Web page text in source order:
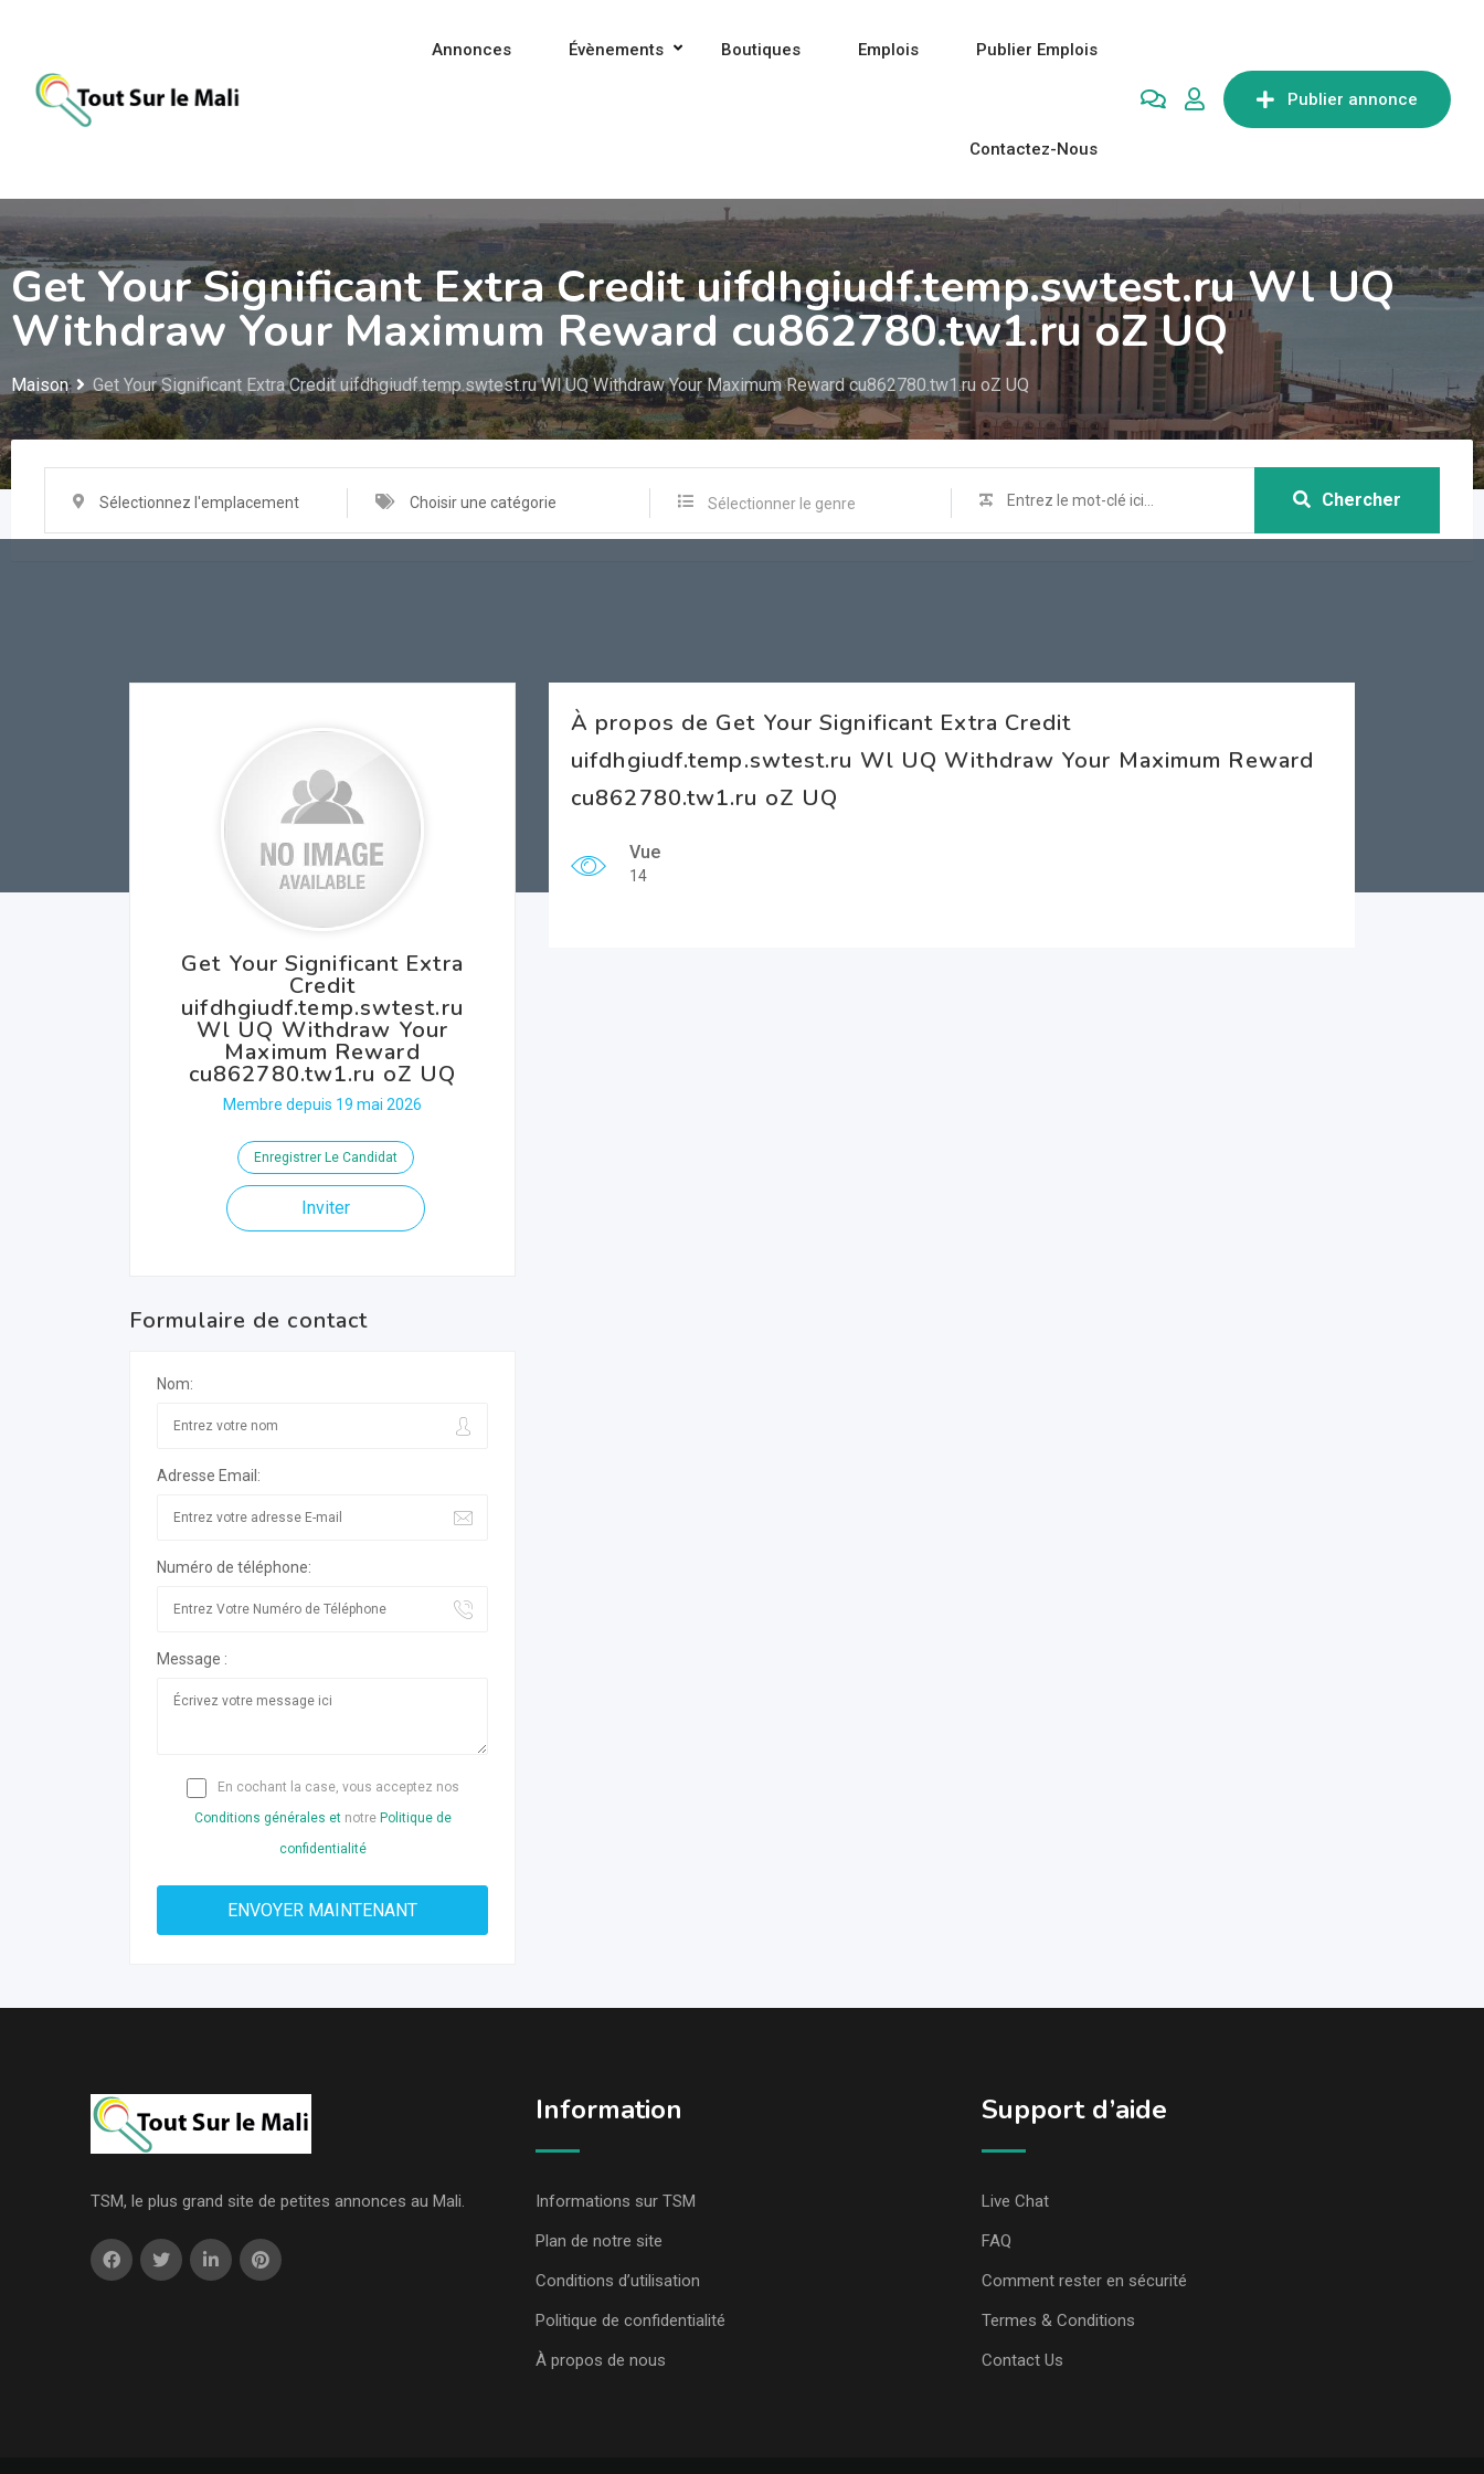
contenu
Publier annonce
Annonces Évènements Boutiques Emplois Publier Emplois
Contactez-Nous
Get Your Significant Extra Credit uifdhgiudf.temp.swtest.ru Wl UQ
Withdraw Your Maximum Reward cu862780.tw1.ru oZ UQ
Maison Get Your Significant Extra Credit uifdhgiudf.temp.swtest.ru Wl UQ Withdraw Your Maximum Reward cu862780.tw1.ru oZ UQ
Sélectionnez l'emplacement Choisir une catégorie Sélectionner le genre Chercher
Get Your Significant Extra
Credit
uifdhgiudf.temp.swtest.ru
Wl UQ Withdraw Your
Maximum Reward
cu862780.tw1.ru oZ UQ
Membre depuis 19 mai 2026
Enregistrer Le Candidat
Inviter
Formulaire de contact
Nom:
Adresse Email:
Numéro de téléphone:
Message :
En cochant la case, vous acceptez nos
Conditions générales etnotre Politique de
confidentialité
À propos de Get Your Significant Extra Credit
uifdhgiudf.temp.swtest.ru Wl UQ Withdraw Your Maximum Reward
cu862780.tw1.ru oZ UQ
Vue
14
TSM, le plus grand site de petites annonces au Mali.
Information
Informations sur TSM
Plan de notre site
Conditions d’utilisation
Politique de confidentialité
À propos de nous
Support d’aide
Live Chat
FAQ
Comment rester en sécurité
Termes & Conditions
Contact Us